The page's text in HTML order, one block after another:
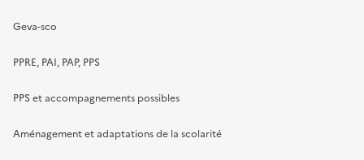
Geva-sco
PPRE, PAI, PAP, PPS
PPS et accompagnements possibles
Aménagement et adaptations de la scolarité